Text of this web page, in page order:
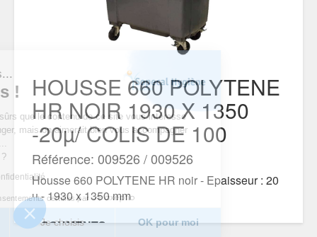
nous...
!
d’être sûrs que le contenu de ce site vous intéresse
déranger, mais on aimerait bien vous accompagner
visite...
vous ?
de confidentialité
Consentements certifiés par
Je choisis OK pour moi
HOUSSE 660 POLYTENE
HR NOIR 1930 X 1350
-20µ/ COLIS DE 100
Référence: 009526 / 009526
Housse 660 POLYTENE HR noir - Epaisseur : 20
µ - 1930 x 1350 mm
DOCUMENTS